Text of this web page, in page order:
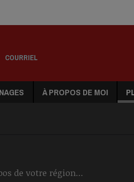
COURRIEL
À PROPOS DE MOI
de votre région...